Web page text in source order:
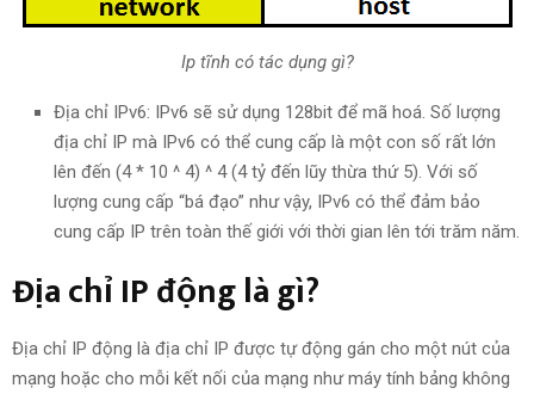
Ip tĩnh có tác dụng gì?
Địa chỉ IPv6: IPv6 sẽ sử dụng 128bit để mã hoá. Số lượng
địa chỉ IP mà IPv6 có thể cung cấp là một con số rất lớn
lên đến (4 * 10 ^ 4) ^ 4 (4 tỷ đến lũy thừa thứ 5). Với số
lượng cung cấp “bá đạo” như vậy, IPv6 có thể đảm bảo
cung cấp IP trên toàn thế giới với thời gian lên tới trăm năm.
Địa chỉ IP động là gì?
Địa chỉ IP động là địa chỉ IP được tự động gán cho một nút của
mạng hoặc cho mỗi kết nối của mạng như máy tính bảng không